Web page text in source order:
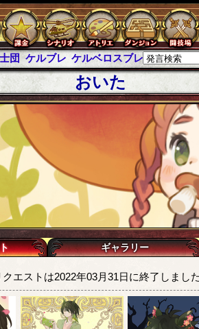
団 ケルブレ ケルベロスブレイド スパ
おいた
ギャラリー
エストは2022年03月31日に終了しまし